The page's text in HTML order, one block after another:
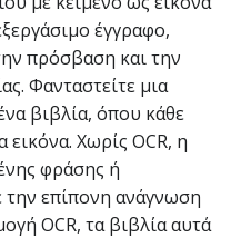
έγγραφο,
πρόσβαση και την
Φανταστείτε μια
βιβλία, όπου κάθε
εικόνα. Χωρίς OCR, η
φράσης ή
επίπονη ανάγνωση
OCR, τα βιβλία αυτά